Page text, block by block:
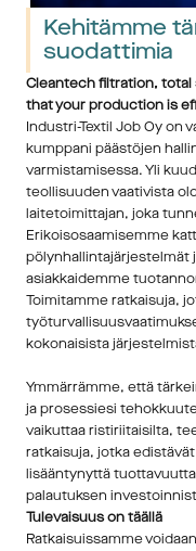
Kehitämme
suodattimia
Cleantech filtration, total
that your production is
Industri-Textil Job Oy on
kumppani päästöjen
varmistamisessa. Yli
teollisuuden vaativista
laitetoimittajan, joka
Erikoisosaamisemme
pölynhallintajärjestelmät
asiakkaidemme
Toimitamme ratkaisuja,
kokonaisista
Ymmärrämme, että
ja prosessiesi
vaikuttaa ristiriitaisilta,
ratkaisuja, jotka
lisääntynyttä
palautuksen
Tulevaisuus on täällä
Ratkaisuissamme